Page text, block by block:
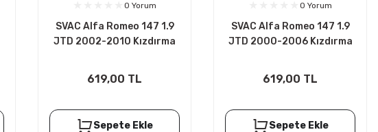
0 Yorum
SVAC Alfa Romeo 147 1.9
JTD 2002-2010 Kızdırma
619,00 TL
Sepete Ekle
0 Yorum
SVAC Alfa Romeo 147 1.9
JTD 2000-2006 Kızdırma
619,00 TL
Sepete Ekle